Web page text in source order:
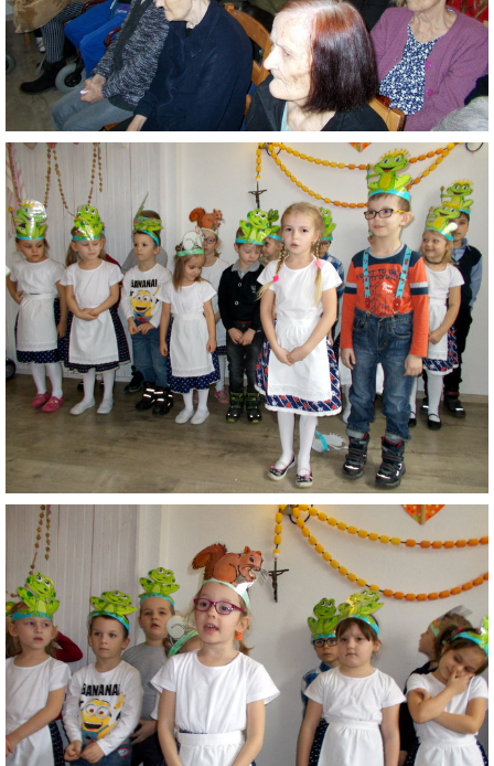
MEMORANDUM DIEŤAŤA
VEREJNÉ OBSTARÁVANIE
EUROROZPRÁVKY
2% Z DANE
RADA ŠKOLY
GDPR
REGISTRATÚRNY PLÁN MŠ
VOĽNÉ PRACOVNÉ MIESTO
AKTUALIZAČNÉ VZDELÁVANIE
ZÁBAVNÉ UČENIE DOMA
VIDEO ALBUM
COVID-19